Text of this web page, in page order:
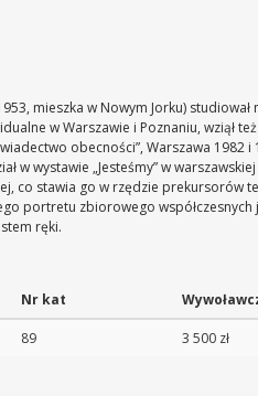
mieszka w Nowym Jorku)
w Warszawie i Poznaniu, wziął
obecności”, Warszawa 1982
w wystawie „Jesteśmy” w
co stawia go w rzędzie prekursorów
portretu zbiorowego
ręki.
Nr kat
89 3 500 zł